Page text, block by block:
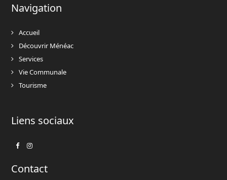
Navigation
Accueil
Découvrir Ménéac
Services
Vie Communale
Tourisme
Liens sociaux
FacebookInstagram
Contact